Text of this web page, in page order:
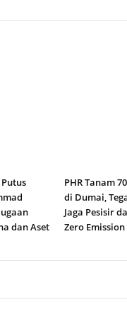
dan Aset
PHR Tanam
di Dumai,
Jaga Pesisir
Zero Emission